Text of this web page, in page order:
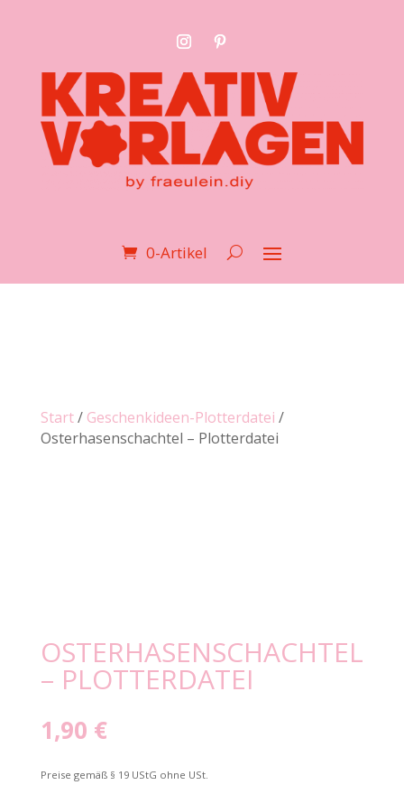
0-Artikel
Start/ Geschenkideen-Plotterdatei /
Osterhasenschachtel – Plotterdatei
OSTERHASENSCHACHTEL
– PLOTTERDATEI
1,90 €
Preise gemäß § 19 UStG ohne USt.